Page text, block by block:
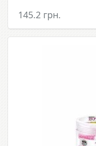
145.2 грн.